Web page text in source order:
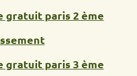
gratuit paris 2 ème
gratuit paris 3 ème